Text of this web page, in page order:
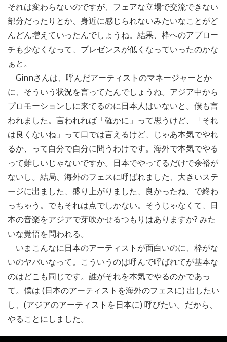
それは変わらないのですが、フェアな立場で交流できない
部分だったりとか、身近に感じられないみたいなことがど
んどん増えていったんでしょうね。結果、枠へのアプロー
チも少なくなって、プレゼンスが低くなっていったのかな
ぁと。
Ginnさんは、呼んだアーティストのマネージャーとか
に、そういう状況を言ってたんでしょうね。アジア中から
プロモーションしに来てるのに日本人はいないと。僕も言
われました。言われれば「確かに」って思うけど、「それ
は良くないね」って口では言えるけど、じゃあ本気でやれ
るか、って自分で自分に問うわけです。海外で本気でやる
って難しいじゃないですか。日本でやってるだけで余裕が
ないし。結局、海外のフェスに呼ばれました、大きいステ
ージに出ました、盛り上がりました、良かったね、で終わ
っちゃう。でもそれは点でしかない。そうじゃなくて、日
本の音楽をアジアで芽吹かせるつもりはありますか? みた
いな覚悟を問われる。
いまこんなに日本のアーティストが面白いのに、枠がな
いのヤバいなって。こういうのは呼んで呼ばれてが基本な
のはどこも同じです。誰がそれを本気でやるのかであっ
て。僕は (日本のアーティストを海外のフェスに) 出したい
し、(アジアのアーティストを日本に) 呼びたい。だから、
やることにしました。